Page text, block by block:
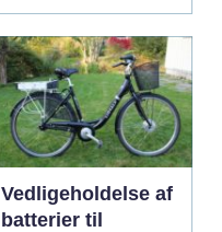
Vedligeholdelse af
batterier til